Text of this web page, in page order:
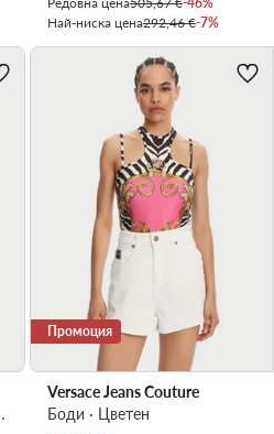
Най-ниска цена292,46 €-7%
· Мини
Промоция
Versace Jeans Couture
Боди · Цветен